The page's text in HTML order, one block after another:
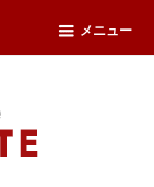
メニュー